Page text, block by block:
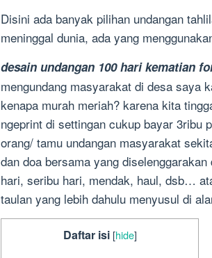
Disini ada banyak pilihan undangan
meninggal dunia, ada yang
desain undangan 100 hari kematian
mengundang masyarakat di desa saya
kenapa murah meriah? karena kita
ngeprint di settingan cukup bayar 3ribu
orang/ tamu undangan masyarakat
dan doa bersama yang
hari, seribu hari, mendak, haul, dsb…
taulan yang lebih dahulu menyusul di
Daftar isi [hide]